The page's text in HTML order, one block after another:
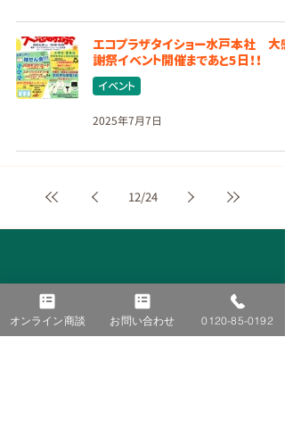
エコプラザタイショー水戸本社 大感
謝祭イベント開催まであと5日！！
イベント
2025年7月7日
12/24
オンライン商談 お問い合わせ 0120-85-0192